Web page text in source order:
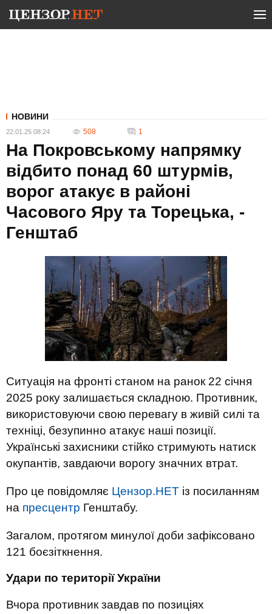
НОВИНИ
22.01.25 08:24 508 1
На Покровському напрямку
відбито понад 60 штурмів,
ворог атакує в районі
Часового Яру та Торецька, -
Генштаб
Ситуація на фронті станом на ранок 22 січня
2025 року залишається складною. Противник,
використовуючи свою перевагу в живій силі та
техніці, безупинно атакує наші позиції.
Українські захисники стійко стримують натиск
окупантів, завдаючи ворогу значних втрат.
Про це повідомляє Цензор.НЕТ із посиланням
на пресцентр Генштабу.
Загалом, протягом минулої доби зафіксовано
121 боєзіткнення.
Удари по території України
Вчора противник завдав по позиціях